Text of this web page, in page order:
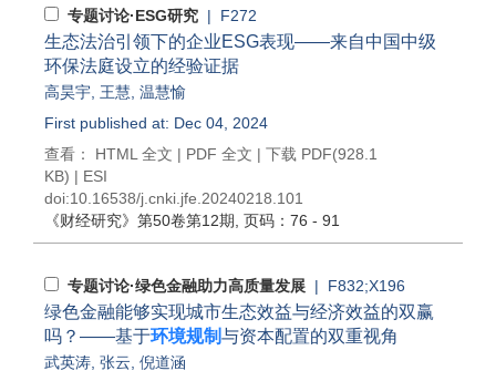
专题讨论·ESG研究 | F272
生态法治引领下的企业ESG表现——来自中国中级
环保法庭设立的经验证据
高昊宇 王慧 温慧愉
First published at: Dec 04, 2024
查看： HTML 全文 | PDF 全文 | 下载 PDF(928.1
KB) | ESI
doi:10.16538/j.cnki.jfe.20240218.101
《财经研究》 第50卷第12期 , 页码：76 - 91
专题讨论·绿色金融助力高质量发展 | F832;X196
绿色金融能够实现城市生态效益与经济效益的双赢
吗？——基于环境规制与资本配置的双重视角
武英涛 张云 倪道涵